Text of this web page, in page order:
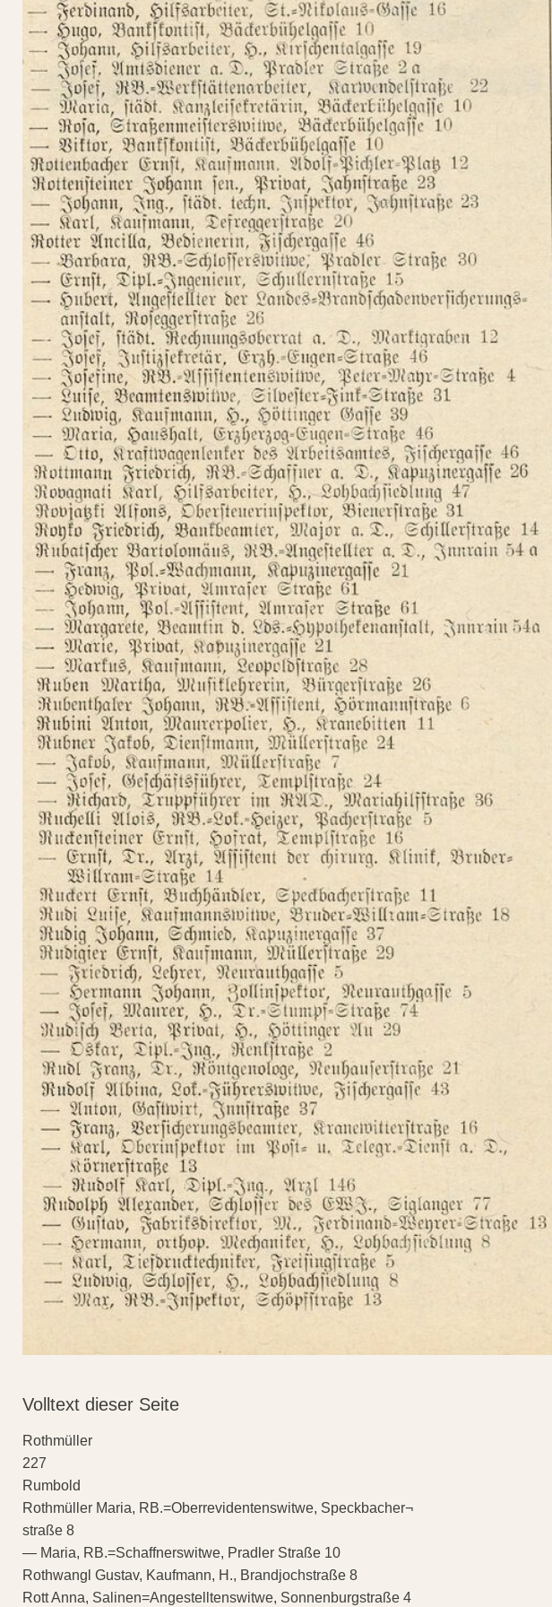
Volltext dieser Seite
Rothmüller
227
Rumbold
Rothmüller Maria, RB.=Oberrevidentenswitwe, Speckbacher¬
straße 8
— Maria, RB.=Schaffnerswitwe, Pradler Straße 10
Rothwangl Gustav, Kaufmann, H., Brandjochstraße 8
Rott Anna, Salinen=Angestelltenswitwe, Sonnenburgstraße 4